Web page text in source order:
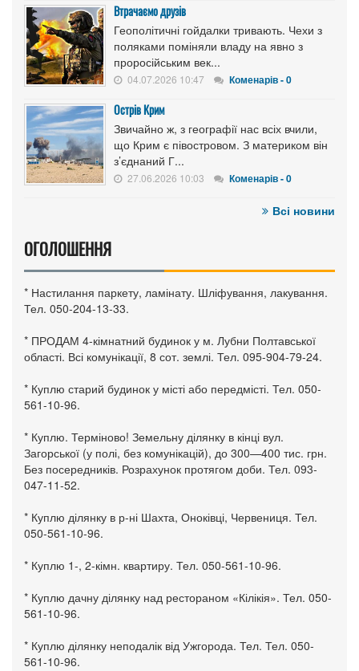
Втрачаємо друзів
Геополітичні гойдалки тривають. Чехи з
поляками поміняли владу на явно з
проросійським век...
04.07.2026 10:47 Коменарів - 0
Острів Крим
Звичайно ж, з географії нас всіх вчили,
що Крим є півостровом. З материком він
з’єднаний Г...
27.06.2026 10:03 Коменарів - 0
Всі новини
ОГОЛОШЕННЯ
* Настилання паркету, ламінату. Шліфування, лакування.
Тел. 050-204-13-33.
* ПРОДАМ 4-кімнатний будинок у м. Лубни Полтавської
області. Всі комунікації, 8 сот. землі. Тел. 095-904-79-24.
* Куплю старий будинок у місті або передмісті. Тел. 050-
561-10-96.
* Куплю. Терміново! Земельну ділянку в кінці вул.
Загорської (у полі, без комунікацій), до 300—400 тис. грн.
Без посередників. Розрахунок протягом доби. Тел. 093-
047-11-52.
* Куплю ділянку в р-ні Шахта, Оноківці, Червениця. Тел.
050-561-10-96.
* Куплю 1-, 2-кімн. квартиру. Тел. 050-561-10-96.
* Куплю дачну ділянку над рестораном «Кілікія». Тел. 050-
561-10-96.
* Куплю ділянку неподалік від Ужгорода. Тел. Тел. 050-
561-10-96.